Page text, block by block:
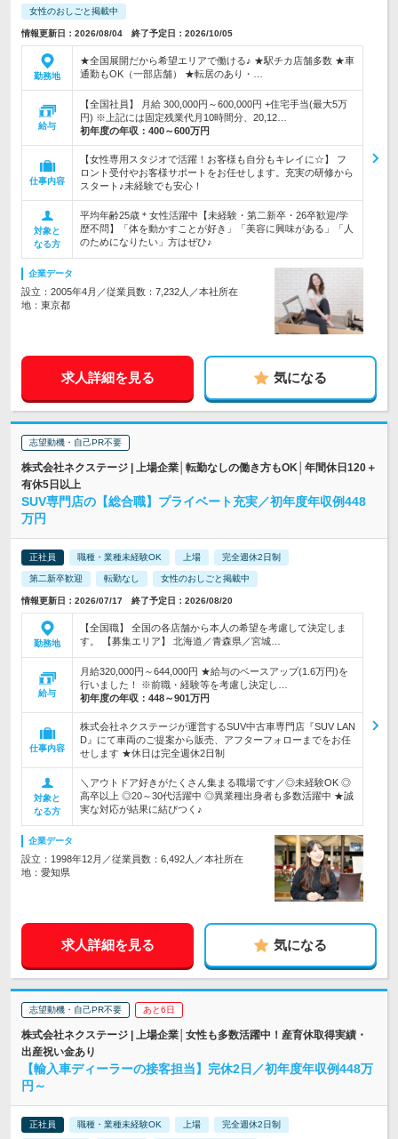
女性のおしごと掲載中
情報更新日：2026/08/04 終了予定日：2026/10/05
勤務地
★全国展開だから希望エリアで働ける♪ ★駅チカ店舗多数 ★車
通勤もOK（一部店舗） ★転居のあり・…
給与
【全国社員】 月給 300,000円～600,000円 +住宅手当(最大5万
円) ※上記には固定残業代月10時間分、20,12…
初年度の年収： 400～600万円
仕事内容
【女性専用スタジオで活躍！お客様も自分もキレイに☆】 フ
ロント受付やお客様サポートをお任せします。充実の研修から
スタート♪未経験でも安心！
対象と
なる方
平均年齢25歳＊女性活躍中【未経験・第二新卒・26卒歓迎/学
歴不問】「体を動かすことが好き」「美容に興味がある」「人
のためになりたい」方はぜひ♪
企業データ
設立：2005年4月／従業員数：7,232人／本社所在
地：東京都
求人詳細を見る 気になる
志望動機・自己PR不要
株式会社ネクステージ | 上場企業│転勤なしの働き方もOK│年間休日120＋
有休5日以上
SUV専門店の【総合職】プライベート充実／初年度年収例448
万円
正社員 職種・業種未経験OK 上場 完全週休2日制
第二新卒歓迎 転勤なし 女性のおしごと掲載中
情報更新日：2026/07/17 終了予定日：2026/08/20
勤務地
【全国職】 全国の各店舗から本人の希望を考慮して決定しま
す。 【募集エリア】 北海道／青森県／宮城…
給与
月給320,000円～644,000円 ★給与のベースアップ(1.6万円)を
行いました！ ※前職・経験等を考慮し決定し…
初年度の年収： 448～901万円
仕事内容
株式会社ネクステージが運営するSUV中古車専門店『SUV LAN
D』にて車両のご提案から販売、アフターフォローまでをお任
せします ★休日は完全週休2日制
対象と
なる方
＼アウトドア好きがたくさん集まる職場です／◎未経験OK ◎
高卒以上 ◎20～30代活躍中 ◎異業種出身者も多数活躍中 ★誠
実な対応が結果に結びつく♪
企業データ
設立：1998年12月／従業員数：6,492人／本社所在
地：愛知県
求人詳細を見る 気になる
志望動機・自己PR不要 あと6日
株式会社ネクステージ | 上場企業│女性も多数活躍中！産育休取得実績・
出産祝い金あり
【輸入車ディーラーの接客担当】完休2日／初年度年収例448万
円～
正社員 職種・業種未経験OK 上場 完全週休2日制